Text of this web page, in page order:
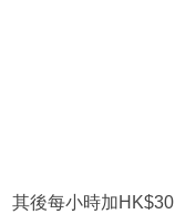
其後每小時加